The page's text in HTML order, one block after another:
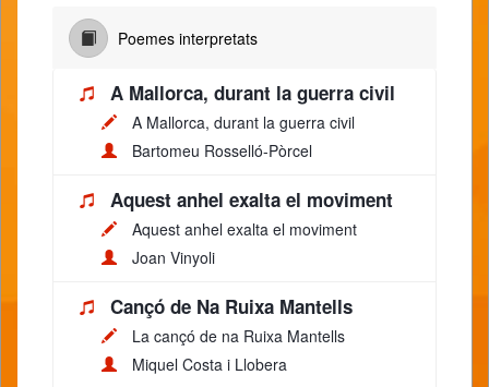
Poemes interpretats
A Mallorca, durant la guerra civil
A Mallorca, durant la guerra civil
Bartomeu Rosselló-Pòrcel
Aquest anhel exalta el moviment
Aquest anhel exalta el moviment
Joan Vinyoli
Cançó de Na Ruixa Mantells
La cançó de na Ruixa Mantells
Miquel Costa i Llobera